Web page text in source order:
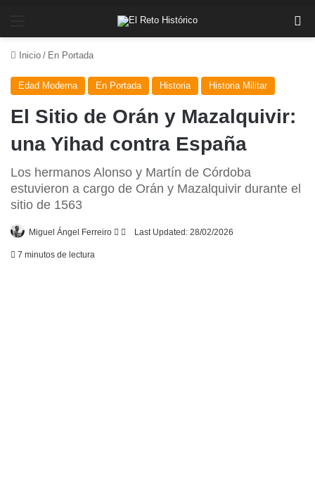
Inicio / En Portada
Edad Moderna En Portada Historia Historia Militar
El Sitio de Orán y Mazalquivir:
una Yihad contra España
Los hermanos Alonso y Martín de Córdoba
estuvieron a cargo de Orán y Mazalquivir durante el
sitio de 1563
Miguel Ángel Ferreiro
Follow
Send
Last Updated: 28/02/2026
7 minutos de lectura